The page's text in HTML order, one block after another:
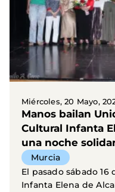
Miércoles, 20 Mayo,
Manos bailan
Cultural Infanta
una noche
Murcia
El pasado sábado
Infanta Elena de